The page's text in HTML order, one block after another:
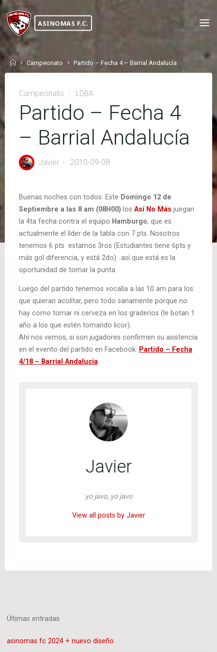
Skip
to
content
ASINOMAS F.C.
HomeCampeonato Partido – Fecha 4 – Barrial Andalucía
Campeonato / LDBA
Partido – Fecha 4
– Barrial Andalucía
Javier 2010-09-08
Buenas noches con todos. Este Domingo 12 de
Septiembre a las 8 am (08H00) los Así No Más juegan
la 4ta fecha contra el equipo Hamburgo, que es
actualmente el líder de la tabla con 7 pts. Nosotros
tenemos 6 pts estamos 3ros (Estudiantes tiene 6pts y
más gol diferencia, y está 2do) ..así que está es la
oportunidad de tomar la punta.
Luego del partido tenemos vocalía a las 10 am para los
que quieran acolitar, pero todo sanamente porque no
hay como tomar ni cerveza en los graderíos (le botan 1
año a los que estén tomando licor).
Ahí nos vemos, si son jugadores confirmen su asistencia
en el evento del partido en Facebook: Partido – Fecha
4/18 – Barrial Andalucía
Javier
yo javo, yo javo
View all posts by Javier
Últimas entradas
asinomas fc 2024 + nuevo diseño